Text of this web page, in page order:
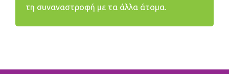
τη συναναστροφή με τα άλλα άτομα.